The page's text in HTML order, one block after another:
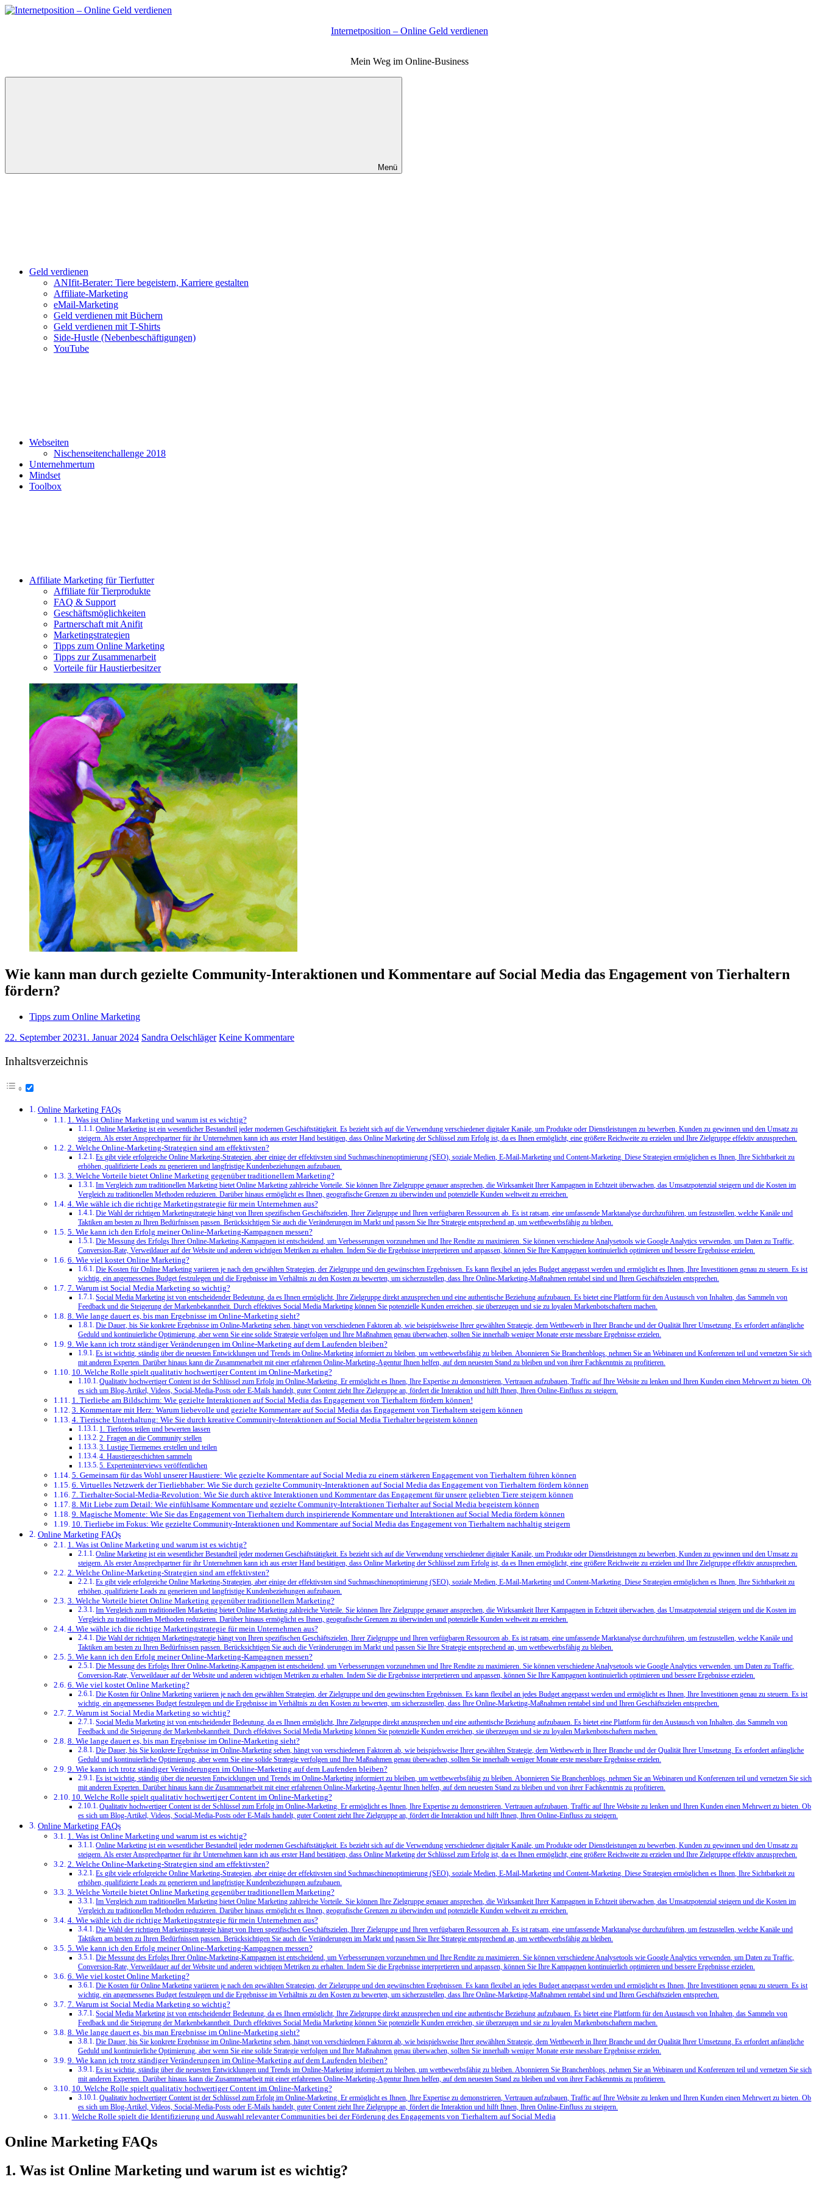
Zum
Internetposition – Online Geld verdienen
Mein Weg im Online-Business
Menü
Geld verdienen
ANIfit-Berater: Tiere begeistern, Karriere gestalten
Affiliate-Marketing
eMail-Marketing
Geld verdienen mit Büchern
Geld verdienen mit T-Shirts
Side-Hustle (Nebenbeschäftigungen)
YouTube
Webseiten
Nischenseitenchallenge 2018
Unternehmertum
Mindset
Toolbox
Affiliate Marketing für Tierfutter
Affiliate für Tierprodukte
FAQ & Support
Geschäftsmöglichkeiten
Partnerschaft mit Anifit
Marketingstrategien
Tipps zum Online Marketing
Tipps zur Zusammenarbeit
Vorteile für Haustierbesitzer
Wie kann man durch gezielte Community-Interaktionen und Kommentare auf Social Media das Engagement von Tierhaltern
fördern?
Tipps zum Online Marketing
22. September 20231. Januar 2024 Sandra Oelschläger Keine Kommentare
Inhaltsverzeichnis
Online Marketing FAQs
1. Was ist Online Marketing und warum ist es wichtig?
Online Marketing ist ein wesentlicher Bestandteil jeder modernen Geschäftstätigkeit. Es bezieht sich auf die Verwendung verschiedener digitaler Kanäle, um Produkte oder Dienstleistungen zu bewerben, Kunden zu gewinnen und den Umsatz zu
steigern. Als erster Ansprechpartner für ihr Unternehmen kann ich aus erster Hand bestätigen, dass Online Marketing der Schlüssel zum Erfolg ist, da es Ihnen ermöglicht, eine größere Reichweite zu erzielen und Ihre Zielgruppe effektiv anzusprechen.
2. Welche Online-Marketing-Strategien sind am effektivsten?
Es gibt viele erfolgreiche Online Marketing-Strategien, aber einige der effektivsten sind Suchmaschinenoptimierung (SEO), soziale Medien, E-Mail-Marketing und Content-Marketing. Diese Strategien ermöglichen es Ihnen, Ihre Sichtbarkeit zu
erhöhen, qualifizierte Leads zu generieren und langfristige Kundenbeziehungen aufzubauen.
3. Welche Vorteile bietet Online Marketing gegenüber traditionellem Marketing?
Im Vergleich zum traditionellen Marketing bietet Online Marketing zahlreiche Vorteile. Sie können Ihre Zielgruppe genauer ansprechen, die Wirksamkeit Ihrer Kampagnen in Echtzeit überwachen, das Umsatzpotenzial steigern und die Kosten im
Vergleich zu traditionellen Methoden reduzieren. Darüber hinaus ermöglicht es Ihnen, geografische Grenzen zu überwinden und potenzielle Kunden weltweit zu erreichen.
4. Wie wähle ich die richtige Marketingstrategie für mein Unternehmen aus?
Die Wahl der richtigen Marketingstrategie hängt von Ihren spezifischen Geschäftszielen, Ihrer Zielgruppe und Ihren verfügbaren Ressourcen ab. Es ist ratsam, eine umfassende Marktanalyse durchzuführen, um festzustellen, welche Kanäle und
Taktiken am besten zu Ihren Bedürfnissen passen. Berücksichtigen Sie auch die Veränderungen im Markt und passen Sie Ihre Strategie entsprechend an, um wettbewerbsfähig zu bleiben.
5. Wie kann ich den Erfolg meiner Online-Marketing-Kampagnen messen?
Die Messung des Erfolgs Ihrer Online-Marketing-Kampagnen ist entscheidend, um Verbesserungen vorzunehmen und Ihre Rendite zu maximieren. Sie können verschiedene Analysetools wie Google Analytics verwenden, um Daten zu Traffic,
Conversion-Rate, Verweildauer auf der Website und anderen wichtigen Metriken zu erhalten. Indem Sie die Ergebnisse interpretieren und anpassen, können Sie Ihre Kampagnen kontinuierlich optimieren und bessere Ergebnisse erzielen.
6. Wie viel kostet Online Marketing?
Die Kosten für Online Marketing variieren je nach den gewählten Strategien, der Zielgruppe und den gewünschten Ergebnissen. Es kann flexibel an jedes Budget angepasst werden und ermöglicht es Ihnen, Ihre Investitionen genau zu steuern. Es ist
wichtig, ein angemessenes Budget festzulegen und die Ergebnisse im Verhältnis zu den Kosten zu bewerten, um sicherzustellen, dass Ihre Online-Marketing-Maßnahmen rentabel sind und Ihren Geschäftszielen entsprechen.
7. Warum ist Social Media Marketing so wichtig?
Social Media Marketing ist von entscheidender Bedeutung, da es Ihnen ermöglicht, Ihre Zielgruppe direkt anzusprechen und eine authentische Beziehung aufzubauen. Es bietet eine Plattform für den Austausch von Inhalten, das Sammeln von
Feedback und die Steigerung der Markenbekanntheit. Durch effektives Social Media Marketing können Sie potenzielle Kunden erreichen, sie überzeugen und sie zu loyalen Markenbotschaftern machen.
8. Wie lange dauert es, bis man Ergebnisse im Online-Marketing sieht?
Die Dauer, bis Sie konkrete Ergebnisse im Online-Marketing sehen, hängt von verschiedenen Faktoren ab, wie beispielsweise Ihrer gewählten Strategie, dem Wettbewerb in Ihrer Branche und der Qualität Ihrer Umsetzung. Es erfordert anfängliche
Geduld und kontinuierliche Optimierung, aber wenn Sie eine solide Strategie verfolgen und Ihre Maßnahmen genau überwachen, sollten Sie innerhalb weniger Monate erste messbare Ergebnisse erzielen.
9. Wie kann ich trotz ständiger Veränderungen im Online-Marketing auf dem Laufenden bleiben?
Es ist wichtig, ständig über die neuesten Entwicklungen und Trends im Online-Marketing informiert zu bleiben, um wettbewerbsfähig zu bleiben. Abonnieren Sie Branchenblogs, nehmen Sie an Webinaren und Konferenzen teil und vernetzen Sie sich
mit anderen Experten. Darüber hinaus kann die Zusammenarbeit mit einer erfahrenen Online-Marketing-Agentur Ihnen helfen, auf dem neuesten Stand zu bleiben und von ihrer Fachkenntnis zu profitieren.
10. Welche Rolle spielt qualitativ hochwertiger Content im Online-Marketing?
Qualitativ hochwertiger Content ist der Schlüssel zum Erfolg im Online-Marketing. Er ermöglicht es Ihnen, Ihre Expertise zu demonstrieren, Vertrauen aufzubauen, Traffic auf Ihre Website zu lenken und Ihren Kunden einen Mehrwert zu bieten. Ob
es sich um Blog-Artikel, Videos, Social-Media-Posts oder E-Mails handelt, guter Content zieht Ihre Zielgruppe an, fördert die Interaktion und hilft Ihnen, Ihren Online-Einfluss zu steigern.
1. Tierliebe ⁤am ​Bildschirm: Wie gezielte Interaktionen auf Social Media das Engagement von‍ Tierhaltern fördern können!
3. Kommentare⁤ mit Herz: Warum liebevolle und gezielte Kommentare auf Social Media ⁣das Engagement von Tierhaltern steigern können
4. Tierische Unterhaltung: Wie Sie durch kreative Community-Interaktionen auf ‍Social Media ‌Tierhalter ‌begeistern können
1. Tierfotos teilen ⁢und bewerten lassen
2.⁢ Fragen⁣ an die ⁤Community ⁣stellen
3. Lustige Tiermemes erstellen⁤ und teilen
4. Haustiergeschichten ⁤sammeln
5. Experteninterviews veröffentlichen
5. ⁣Gemeinsam für das​ Wohl unserer Haustiere: Wie gezielte Kommentare ‍auf ‌Social‍ Media zu einem stärkeren Engagement von Tierhaltern führen können
6. Virtuelles Netzwerk der Tierliebhaber: Wie Sie durch gezielte​ Community-Interaktionen auf Social Media‍ das Engagement von‍ Tierhaltern fördern können
7. Tierhalter-Social-Media-Revolution: Wie Sie ⁢durch aktive Interaktionen und Kommentare das Engagement für unsere geliebten Tiere steigern können
8. Mit‍ Liebe zum Detail: Wie ​einfühlsame Kommentare und gezielte Community-Interaktionen⁣ Tierhalter auf Social Media begeistern können
9. Magische Momente: Wie Sie⁣ das Engagement von Tierhaltern durch ⁢inspirierende Kommentare und Interaktionen auf Social⁢ Media fördern können
10. Tierliebe ⁤im Fokus: Wie gezielte⁤ Community-Interaktionen und Kommentare auf Social ⁤Media das Engagement von Tierhaltern ‍nachhaltig‌ steigern
Online Marketing FAQs
1. Was ist Online Marketing und warum ist es wichtig?
Online Marketing ist ein wesentlicher Bestandteil jeder modernen Geschäftstätigkeit. Es bezieht sich auf die Verwendung verschiedener digitaler Kanäle, um Produkte oder Dienstleistungen zu bewerben, Kunden zu gewinnen und den Umsatz zu
steigern. Als erster Ansprechpartner für ihr Unternehmen kann ich aus erster Hand bestätigen, dass Online Marketing der Schlüssel zum Erfolg ist, da es Ihnen ermöglicht, eine größere Reichweite zu erzielen und Ihre Zielgruppe effektiv anzusprechen.
2. Welche Online-Marketing-Strategien sind am effektivsten?
Es gibt viele erfolgreiche Online Marketing-Strategien, aber einige der effektivsten sind Suchmaschinenoptimierung (SEO), soziale Medien, E-Mail-Marketing und Content-Marketing. Diese Strategien ermöglichen es Ihnen, Ihre Sichtbarkeit zu
erhöhen, qualifizierte Leads zu generieren und langfristige Kundenbeziehungen aufzubauen.
3. Welche Vorteile bietet Online Marketing gegenüber traditionellem Marketing?
Im Vergleich zum traditionellen Marketing bietet Online Marketing zahlreiche Vorteile. Sie können Ihre Zielgruppe genauer ansprechen, die Wirksamkeit Ihrer Kampagnen in Echtzeit überwachen, das Umsatzpotenzial steigern und die Kosten im
Vergleich zu traditionellen Methoden reduzieren. Darüber hinaus ermöglicht es Ihnen, geografische Grenzen zu überwinden und potenzielle Kunden weltweit zu erreichen.
4. Wie wähle ich die richtige Marketingstrategie für mein Unternehmen aus?
Die Wahl der richtigen Marketingstrategie hängt von Ihren spezifischen Geschäftszielen, Ihrer Zielgruppe und Ihren verfügbaren Ressourcen ab. Es ist ratsam, eine umfassende Marktanalyse durchzuführen, um festzustellen, welche Kanäle und
Taktiken am besten zu Ihren Bedürfnissen passen. Berücksichtigen Sie auch die Veränderungen im Markt und passen Sie Ihre Strategie entsprechend an, um wettbewerbsfähig zu bleiben.
5. Wie kann ich den Erfolg meiner Online-Marketing-Kampagnen messen?
Die Messung des Erfolgs Ihrer Online-Marketing-Kampagnen ist entscheidend, um Verbesserungen vorzunehmen und Ihre Rendite zu maximieren. Sie können verschiedene Analysetools wie Google Analytics verwenden, um Daten zu Traffic,
Conversion-Rate, Verweildauer auf der Website und anderen wichtigen Metriken zu erhalten. Indem Sie die Ergebnisse interpretieren und anpassen, können Sie Ihre Kampagnen kontinuierlich optimieren und bessere Ergebnisse erzielen.
6. Wie viel kostet Online Marketing?
Die Kosten für Online Marketing variieren je nach den gewählten Strategien, der Zielgruppe und den gewünschten Ergebnissen. Es kann flexibel an jedes Budget angepasst werden und ermöglicht es Ihnen, Ihre Investitionen genau zu steuern. Es ist
wichtig, ein angemessenes Budget festzulegen und die Ergebnisse im Verhältnis zu den Kosten zu bewerten, um sicherzustellen, dass Ihre Online-Marketing-Maßnahmen rentabel sind und Ihren Geschäftszielen entsprechen.
7. Warum ist Social Media Marketing so wichtig?
Social Media Marketing ist von entscheidender Bedeutung, da es Ihnen ermöglicht, Ihre Zielgruppe direkt anzusprechen und eine authentische Beziehung aufzubauen. Es bietet eine Plattform für den Austausch von Inhalten, das Sammeln von
Feedback und die Steigerung der Markenbekanntheit. Durch effektives Social Media Marketing können Sie potenzielle Kunden erreichen, sie überzeugen und sie zu loyalen Markenbotschaftern machen.
8. Wie lange dauert es, bis man Ergebnisse im Online-Marketing sieht?
Die Dauer, bis Sie konkrete Ergebnisse im Online-Marketing sehen, hängt von verschiedenen Faktoren ab, wie beispielsweise Ihrer gewählten Strategie, dem Wettbewerb in Ihrer Branche und der Qualität Ihrer Umsetzung. Es erfordert anfängliche
Geduld und kontinuierliche Optimierung, aber wenn Sie eine solide Strategie verfolgen und Ihre Maßnahmen genau überwachen, sollten Sie innerhalb weniger Monate erste messbare Ergebnisse erzielen.
9. Wie kann ich trotz ständiger Veränderungen im Online-Marketing auf dem Laufenden bleiben?
Es ist wichtig, ständig über die neuesten Entwicklungen und Trends im Online-Marketing informiert zu bleiben, um wettbewerbsfähig zu bleiben. Abonnieren Sie Branchenblogs, nehmen Sie an Webinaren und Konferenzen teil und vernetzen Sie sich
mit anderen Experten. Darüber hinaus kann die Zusammenarbeit mit einer erfahrenen Online-Marketing-Agentur Ihnen helfen, auf dem neuesten Stand zu bleiben und von ihrer Fachkenntnis zu profitieren.
10. Welche Rolle spielt qualitativ hochwertiger Content im Online-Marketing?
Qualitativ hochwertiger Content ist der Schlüssel zum Erfolg im Online-Marketing. Er ermöglicht es Ihnen, Ihre Expertise zu demonstrieren, Vertrauen aufzubauen, Traffic auf Ihre Website zu lenken und Ihren Kunden einen Mehrwert zu bieten. Ob
es sich um Blog-Artikel, Videos, Social-Media-Posts oder E-Mails handelt, guter Content zieht Ihre Zielgruppe an, fördert die Interaktion und hilft Ihnen, Ihren Online-Einfluss zu steigern.
Online Marketing FAQs
1. Was ist Online Marketing und warum ist es wichtig?
Online Marketing ist ein wesentlicher Bestandteil jeder modernen Geschäftstätigkeit. Es bezieht sich auf die Verwendung verschiedener digitaler Kanäle, um Produkte oder Dienstleistungen zu bewerben, Kunden zu gewinnen und den Umsatz zu
steigern. Als erster Ansprechpartner für ihr Unternehmen kann ich aus erster Hand bestätigen, dass Online Marketing der Schlüssel zum Erfolg ist, da es Ihnen ermöglicht, eine größere Reichweite zu erzielen und Ihre Zielgruppe effektiv anzusprechen.
2. Welche Online-Marketing-Strategien sind am effektivsten?
Es gibt viele erfolgreiche Online Marketing-Strategien, aber einige der effektivsten sind Suchmaschinenoptimierung (SEO), soziale Medien, E-Mail-Marketing und Content-Marketing. Diese Strategien ermöglichen es Ihnen, Ihre Sichtbarkeit zu
erhöhen, qualifizierte Leads zu generieren und langfristige Kundenbeziehungen aufzubauen.
3. Welche Vorteile bietet Online Marketing gegenüber traditionellem Marketing?
Im Vergleich zum traditionellen Marketing bietet Online Marketing zahlreiche Vorteile. Sie können Ihre Zielgruppe genauer ansprechen, die Wirksamkeit Ihrer Kampagnen in Echtzeit überwachen, das Umsatzpotenzial steigern und die Kosten im
Vergleich zu traditionellen Methoden reduzieren. Darüber hinaus ermöglicht es Ihnen, geografische Grenzen zu überwinden und potenzielle Kunden weltweit zu erreichen.
4. Wie wähle ich die richtige Marketingstrategie für mein Unternehmen aus?
Die Wahl der richtigen Marketingstrategie hängt von Ihren spezifischen Geschäftszielen, Ihrer Zielgruppe und Ihren verfügbaren Ressourcen ab. Es ist ratsam, eine umfassende Marktanalyse durchzuführen, um festzustellen, welche Kanäle und
Taktiken am besten zu Ihren Bedürfnissen passen. Berücksichtigen Sie auch die Veränderungen im Markt und passen Sie Ihre Strategie entsprechend an, um wettbewerbsfähig zu bleiben.
5. Wie kann ich den Erfolg meiner Online-Marketing-Kampagnen messen?
Die Messung des Erfolgs Ihrer Online-Marketing-Kampagnen ist entscheidend, um Verbesserungen vorzunehmen und Ihre Rendite zu maximieren. Sie können verschiedene Analysetools wie Google Analytics verwenden, um Daten zu Traffic,
Conversion-Rate, Verweildauer auf der Website und anderen wichtigen Metriken zu erhalten. Indem Sie die Ergebnisse interpretieren und anpassen, können Sie Ihre Kampagnen kontinuierlich optimieren und bessere Ergebnisse erzielen.
6. Wie viel kostet Online Marketing?
Die Kosten für Online Marketing variieren je nach den gewählten Strategien, der Zielgruppe und den gewünschten Ergebnissen. Es kann flexibel an jedes Budget angepasst werden und ermöglicht es Ihnen, Ihre Investitionen genau zu steuern. Es ist
wichtig, ein angemessenes Budget festzulegen und die Ergebnisse im Verhältnis zu den Kosten zu bewerten, um sicherzustellen, dass Ihre Online-Marketing-Maßnahmen rentabel sind und Ihren Geschäftszielen entsprechen.
7. Warum ist Social Media Marketing so wichtig?
Social Media Marketing ist von entscheidender Bedeutung, da es Ihnen ermöglicht, Ihre Zielgruppe direkt anzusprechen und eine authentische Beziehung aufzubauen. Es bietet eine Plattform für den Austausch von Inhalten, das Sammeln von
Feedback und die Steigerung der Markenbekanntheit. Durch effektives Social Media Marketing können Sie potenzielle Kunden erreichen, sie überzeugen und sie zu loyalen Markenbotschaftern machen.
8. Wie lange dauert es, bis man Ergebnisse im Online-Marketing sieht?
Die Dauer, bis Sie konkrete Ergebnisse im Online-Marketing sehen, hängt von verschiedenen Faktoren ab, wie beispielsweise Ihrer gewählten Strategie, dem Wettbewerb in Ihrer Branche und der Qualität Ihrer Umsetzung. Es erfordert anfängliche
Geduld und kontinuierliche Optimierung, aber wenn Sie eine solide Strategie verfolgen und Ihre Maßnahmen genau überwachen, sollten Sie innerhalb weniger Monate erste messbare Ergebnisse erzielen.
9. Wie kann ich trotz ständiger Veränderungen im Online-Marketing auf dem Laufenden bleiben?
Es ist wichtig, ständig über die neuesten Entwicklungen und Trends im Online-Marketing informiert zu bleiben, um wettbewerbsfähig zu bleiben. Abonnieren Sie Branchenblogs, nehmen Sie an Webinaren und Konferenzen teil und vernetzen Sie sich
mit anderen Experten. Darüber hinaus kann die Zusammenarbeit mit einer erfahrenen Online-Marketing-Agentur Ihnen helfen, auf dem neuesten Stand zu bleiben und von ihrer Fachkenntnis zu profitieren.
10. Welche Rolle spielt qualitativ hochwertiger Content im Online-Marketing?
Qualitativ hochwertiger Content ist der Schlüssel zum Erfolg im Online-Marketing. Er ermöglicht es Ihnen, Ihre Expertise zu demonstrieren, Vertrauen aufzubauen, Traffic auf Ihre Website zu lenken und Ihren Kunden einen Mehrwert zu bieten. Ob
es sich um Blog-Artikel, Videos, Social-Media-Posts oder E-Mails handelt, guter Content zieht Ihre Zielgruppe an, fördert die Interaktion und hilft Ihnen, Ihren Online-Einfluss zu steigern.
Welche Rolle⁢ spielt die Identifizierung ‌und Auswahl relevanter Communities bei der Förderung des Engagements ​von Tierhaltern ⁢auf Social⁤ Media
Online Marketing FAQs
1. Was ist Online Marketing und warum ist es wichtig?